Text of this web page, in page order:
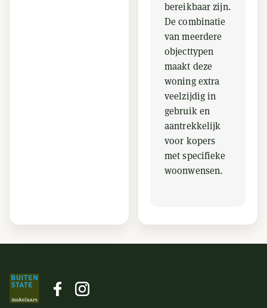
bereikbaar zijn.
De combinatie
van meerdere
objecttypen
maakt deze
woning extra
veelzijdig in
gebruik en
aantrekkelijk
voor kopers
met specifieke
woonwensen.